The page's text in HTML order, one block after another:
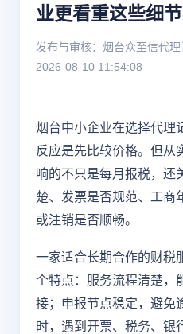
业更看重这些细节
发布与审核：烟台众至信代
2026-08-10 11:54:08
烟台中小企业在选择代理
反应是先比较价格。但从
响的不只是每月报税，还
楚、发票是否规范、工商
或注销是否顺畅。
一家适合长期合作的财税
个特点：服务流程清楚，
接；申报节点稳定，避免
时，遇到开票、税务、银